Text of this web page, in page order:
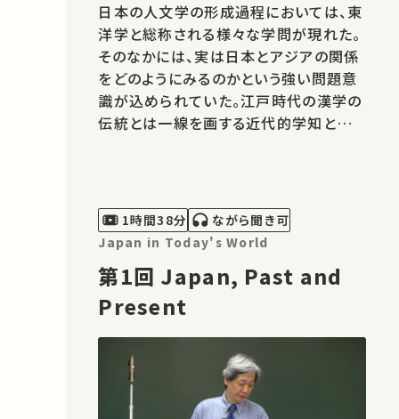
日本の人文学の形成過程においては、東
洋学と総称される様々な学問が現れた。
そのなかには、実は日本とアジアの関係
をどのようにみるのかという強い問題意
識が込められていた。江戸時代の漢学の
伝統とは一線を画する近代的学知として
として大きな役割を果たした白鳥庫吉に
焦点をあて、彼の学問の特徴、そして戦
後…
1時間38分
ながら聞き可
Japan in Today's World
第1回 Japan, Past and
Present